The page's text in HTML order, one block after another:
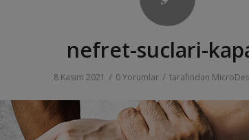
nefret-suclari-
8 Kasım 2021 / 0 Yorumlar / tarafından